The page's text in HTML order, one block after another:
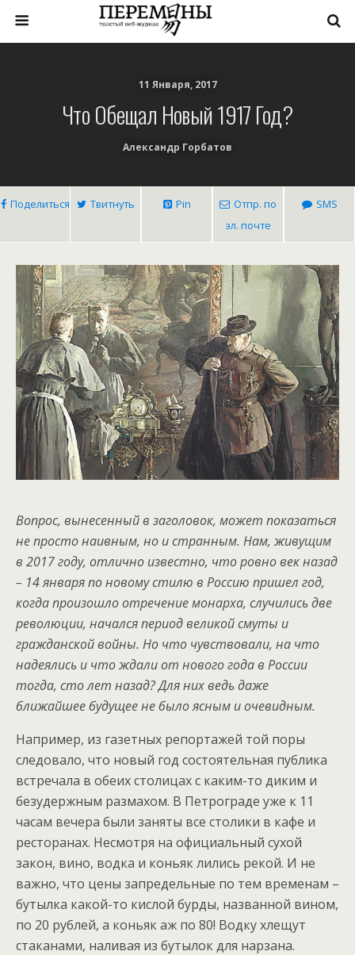
11 Января, 2017
Что Обещал Новый 1917 Год?
Александр Горбатов
Поделиться Твитнуть Pin
Отпр. по
эл. почте
SMS
Вопрос, вынесенный в заголовок, может показаться
не просто наивным, но и странным. Нам, живущим
в 2017 году, отлично известно, что ровно век назад
– 14 января по новому стилю в Россию пришел год,
когда произошло отречение монарха, случились две
революции, начался период великой смуты и
гражданской войны. Но что чувствовали, на что
надеялись и что ждали от нового года в России
тогда, сто лет назад? Для них ведь даже
ближайшее будущее не было ясным и очевидным.
Например, из газетных репортажей той поры
следовало, что новый год состоятельная публика
встречала в обеих столицах с каким-то диким и
безудержным размахом. В Петрограде уже к 11
часам вечера были заняты все столики в кафе и
ресторанах. Несмотря на официальный сухой
закон, вино, водка и коньяк лились рекой. И не
важно, что цены запредельные по тем временам –
бутылка какой-то кислой бурды, названной вином,
по 20 рублей, а коньяк аж по 80! Водку хлещут
стаканами, наливая из бутылок для нарзана.